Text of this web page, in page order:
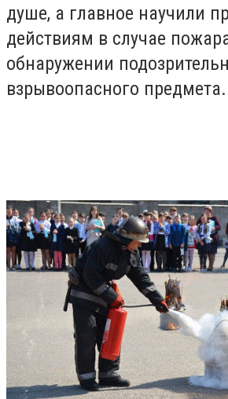
душе, а главное научили
действиям в случае
обнаружении
взрывоопасного предмета.